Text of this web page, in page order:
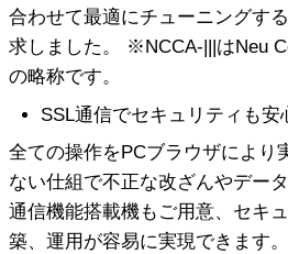
合わせて最適にチューニングす
求しました。 ※NCCA-|||はNeu
の略称です。
SSL通信でセキュリティも安
全ての操作をPCブラウザにより
ない仕組で不正な改ざんやデー
通信機能搭載機もご用意、セキ
築、運用が容易に実現できます